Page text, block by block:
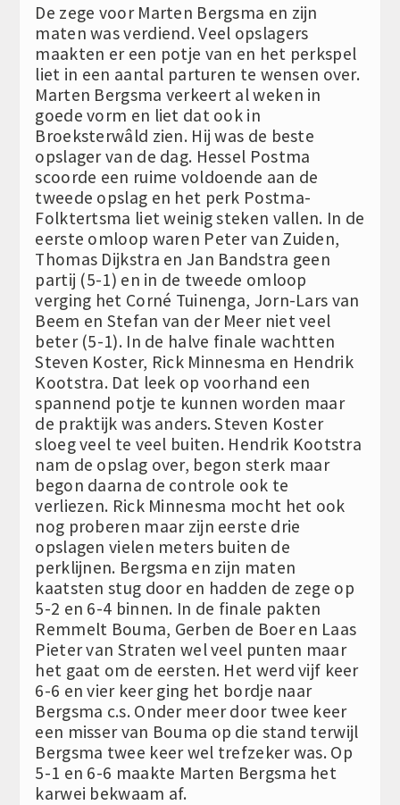
De zege voor Marten Bergsma en zijn
maten was verdiend. Veel opslagers
maakten er een potje van en het perkspel
liet in een aantal parturen te wensen over.
Marten Bergsma verkeert al weken in
goede vorm en liet dat ook in
Broeksterwâld zien. Hij was de beste
opslager van de dag. Hessel Postma
scoorde een ruime voldoende aan de
tweede opslag en het perk Postma-
Folktertsma liet weinig steken vallen. In de
eerste omloop waren Peter van Zuiden,
Thomas Dijkstra en Jan Bandstra geen
partij (5-1) en in de tweede omloop
verging het Corné Tuinenga, Jorn-Lars van
Beem en Stefan van der Meer niet veel
beter (5-1). In de halve finale wachtten
Steven Koster, Rick Minnesma en Hendrik
Kootstra. Dat leek op voorhand een
spannend potje te kunnen worden maar
de praktijk was anders. Steven Koster
sloeg veel te veel buiten. Hendrik Kootstra
nam de opslag over, begon sterk maar
begon daarna de controle ook te
verliezen. Rick Minnesma mocht het ook
nog proberen maar zijn eerste drie
opslagen vielen meters buiten de
perklijnen. Bergsma en zijn maten
kaatsten stug door en hadden de zege op
5-2 en 6-4 binnen. In de finale pakten
Remmelt Bouma, Gerben de Boer en Laas
Pieter van Straten wel veel punten maar
het gaat om de eersten. Het werd vijf keer
6-6 en vier keer ging het bordje naar
Bergsma c.s. Onder meer door twee keer
een misser van Bouma op die stand terwijl
Bergsma twee keer wel trefzeker was. Op
5-1 en 6-6 maakte Marten Bergsma het
karwei bekwaam af.